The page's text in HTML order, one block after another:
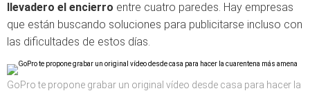
llevadero el encierro entre cuatro paredes. Hay empresas
que están buscando soluciones para publicitarse incluso con
las dificultades de estos días.
GoPro te propone grabar un original vídeo desde casa para hacer la